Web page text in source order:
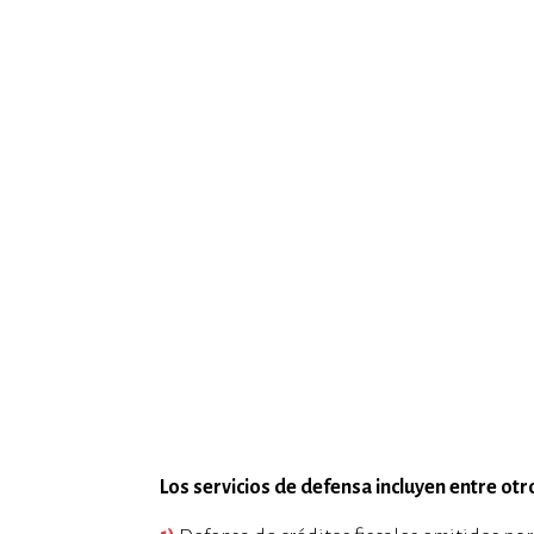
Los servicios de defensa incluyen entre